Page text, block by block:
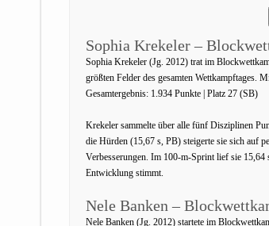
Sophia Krekeler –
Sophia Krekeler (Jg. 2012) trat im
größten Felder des gesamten Wettkampftages.
Gesamtergebnis: 1.934 Punkte | Platz 27 (SB)
Krekeler sammelte über alle fünf Disziplinen
die Hürden (15,67 s, PB) steigerte sie sich auf
Verbesserungen. Im 100-m-Sprint lief sie
Entwicklung stimmt.
Nele Banken –
Nele Banken (Jg. 2012) startete im